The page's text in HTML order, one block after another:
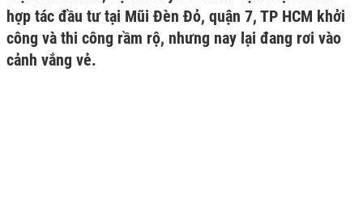
hợp tác đầu tư tại Mũi Đèn Đỏ, quận 7, TP HCM khởi
công và thi công rầm rộ, nhưng nay lại đang rơi vào
cảnh vắng vẻ.